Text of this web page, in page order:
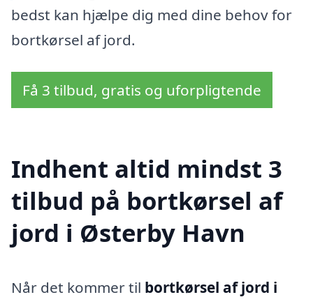
bedst kan hjælpe dig med dine behov for
bortkørsel af jord.
Få 3 tilbud, gratis og uforpligtende
Indhent altid mindst 3
tilbud på bortkørsel af
jord i Østerby Havn
Når det kommer til bortkørsel af jord i